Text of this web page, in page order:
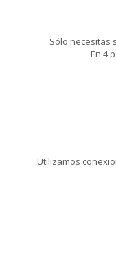
Sólo necesitas
En 4
Utilizamos